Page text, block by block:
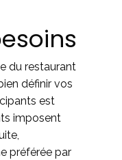
du restaurant
définir vos
est
imposent
préférée par